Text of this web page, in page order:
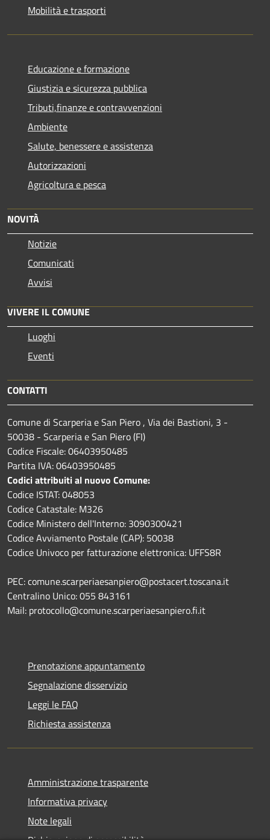
Mobilità e trasporti
Educazione e formazione
Giustizia e sicurezza pubblica
Tributi,finanze e contravvenzioni
Ambiente
Salute, benessere e assistenza
Autorizzazioni
Agricoltura e pesca
NOVITÀ
Notizie
Comunicati
Avvisi
VIVERE IL COMUNE
Luoghi
Eventi
CONTATTI
Comune di Scarperia e San Piero , Via dei Bastioni, 3 -
50038 - Scarperia e San Piero (FI)
Codice Fiscale: 06403950485
Partita IVA: 06403950485
Codici attribuiti al nuovo Comune:
Codice ISTAT: 048053
Codice Catastale: M326
Codice Ministero dell'Interno: 3090300421
Codice Avviamento Postale (CAP): 50038
Codice Univoco per fatturazione elettronica: UFFS8R
PEC: comune.scarperiaesanpiero@postacert.toscana.it
Centralino Unico: 055 843161
Mail: protocollo@comune.scarperiaesanpiero.fi.it
Prenotazione appuntamento
Segnalazione disservizio
Leggi le FAQ
Richiesta assistenza
Amministrazione trasparente
Informativa privacy
Note legali